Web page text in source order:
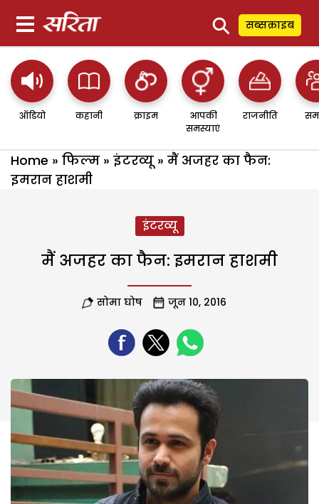
⚲ सब्सक्राइब
ऑडियो कहानी क्राइम
आपकी
समस्याएं
राजनीति
Home » फिल्म » इंटरव्यू» मैं अजहर का फैन:
इमरान हाशमी
इंटरव्यू
मैं अजहर का फैन: इमरान हाशमी
सोमा घोष जून 10, 2016